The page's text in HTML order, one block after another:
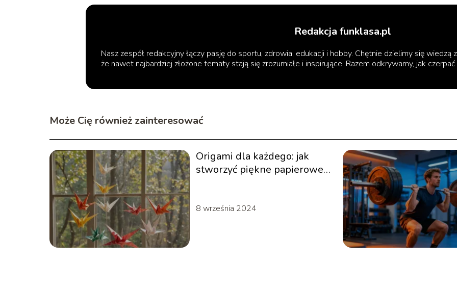
Redakcja funklasa.pl
Nasz zespół redakcyjny łączy pasję do sportu, zdrowia, edukacji i hobby. Chętnie dzielimy się wiedzą
że nawet najbardziej złożone tematy stają się zrozumiałe i inspirujące. Razem odkrywamy, jak
Może Cię również zainteresować
Origami dla każdego: jak
stworzyć piękne papierowe
8 września 2024